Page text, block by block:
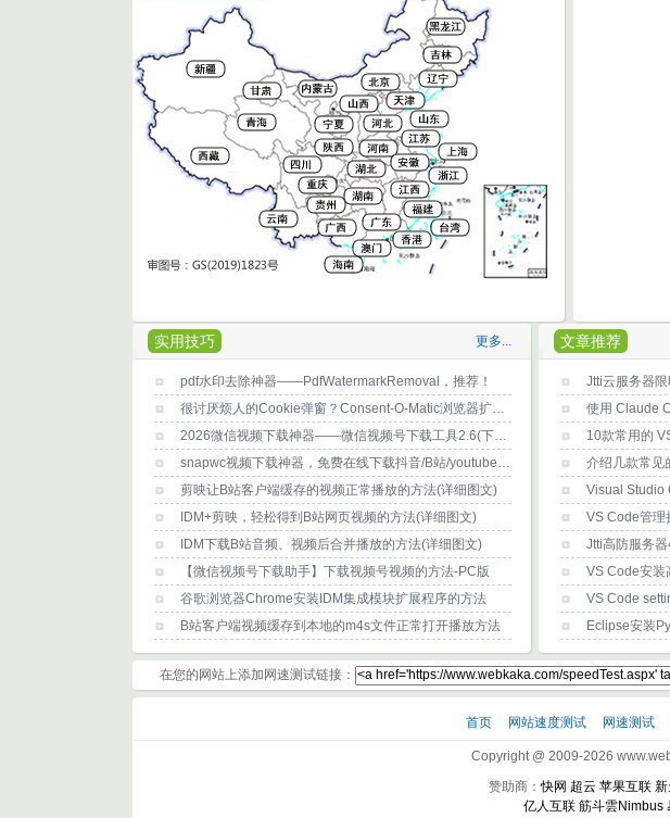
实用技巧 更多...
pdf水印去除神器——PdfWatermarkRemoval，推荐！
很讨厌烦人的Cookie弹窗？Consent-O-Matic浏览器扩展帮你消除烦恼
2026微信视频下载神器——微信视频号下载工具2.6(下载及使用方法)
snapwc视频下载神器，免费在线下载抖音/B站/youtube/x(推特)等任何网站视频？
剪映让B站客户端缓存的视频正常播放的方法(详细图文)
IDM+剪映，轻松得到B站网页视频的方法(详细图文)
IDM下载B站音频、视频后合并播放的方法(详细图文)
【微信视频号下载助手】下载视频号视频的方法-PC版
谷歌浏览器Chrome安装IDM集成模块扩展程序的方法
B站客户端视频缓存到本地的m4s文件正常打开播放方法
文章推荐
使用 Claude
10款常用的
Visual Studio
VS Code
Eclipse安装
在您的网站上添加网速测试链接：
首页 网站速度测试 网速测试
Copyright @ 2009-2026
赞助商：快网 超云 苹果互联
亿人互联 筋斗雲Nimbus